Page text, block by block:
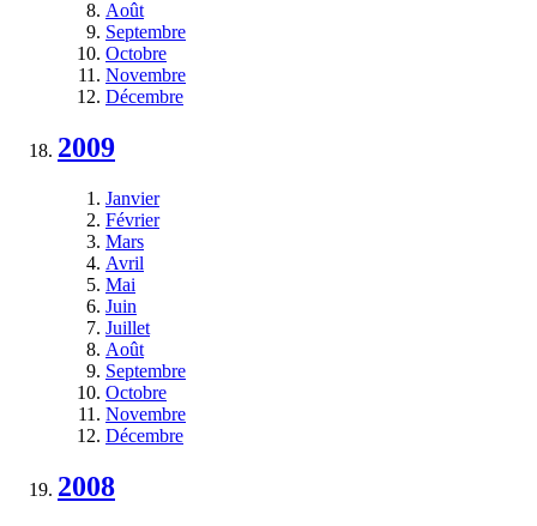
Août
Septembre
Octobre
Novembre
Décembre
2009
Janvier
Février
Mars
Avril
Mai
Juin
Juillet
Août
Septembre
Octobre
Novembre
Décembre
2008